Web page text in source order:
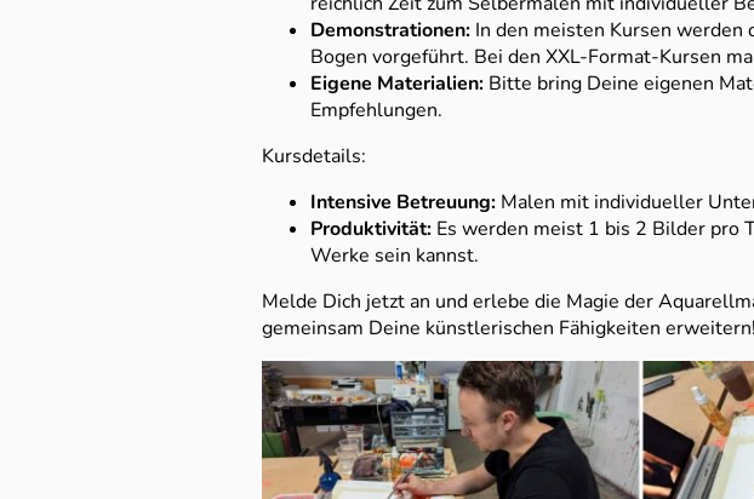
Demonstrationen: In den meisten Kursen werden
Bogen vorgeführt. Bei den XXL-Format-Kursen
Eigene Materialien: Bitte bring Deine eigenen
Empfehlungen.
Kursdetails:
Intensive Betreuung: Malen mit individueller
Produktivität: Es werden meist 1 bis 2 Bilder pro
Werke sein kannst.
Melde Dich jetzt an und erlebe die Magie der
gemeinsam Deine künstlerischen Fähigkeiten erweitern!